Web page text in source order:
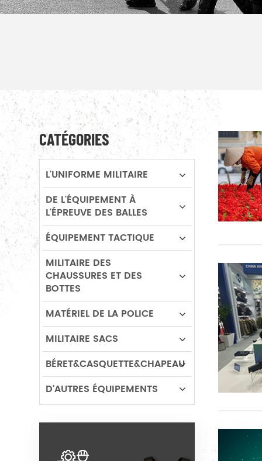
CATÉGORIES
L'UNIFORME MILITAIRE
DE L'ÉQUIPEMENT À
L'ÉPREUVE DES BALLES
ÉQUIPEMENT TACTIQUE
MILITAIRE DES
CHAUSSURES ET DES
BOTTES
MATÉRIEL DE LA POLICE
MILITAIRE SACS
BÉRET&CASQUETTE&CHAPEAU
D'AUTRES ÉQUIPEMENTS